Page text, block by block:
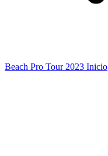
Beach Pro Tour 2023 Inicio